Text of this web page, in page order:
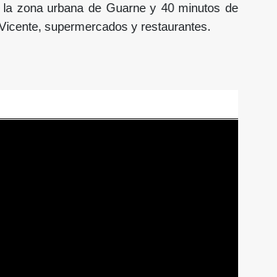
zona urbana de Guarne y 40 minutos de
supermercados y restaurantes.